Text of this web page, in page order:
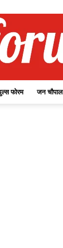
फोरम जन चौपाल